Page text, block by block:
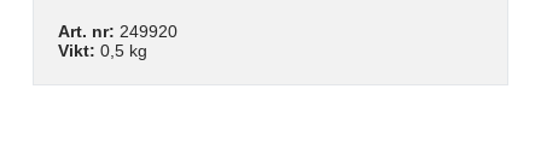
Art. nr: 249920
Vikt: 0,5 kg